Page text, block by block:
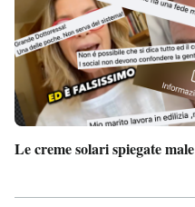
Le creme solari spiegate male